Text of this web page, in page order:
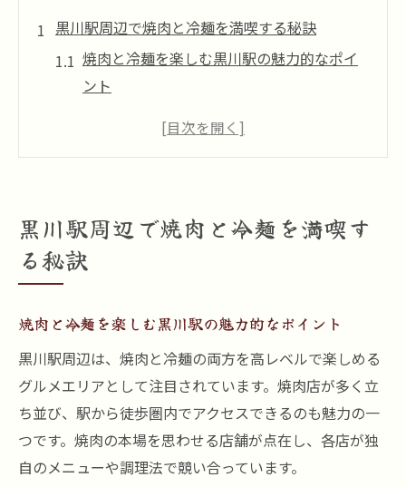
黒川駅周辺で焼肉と冷麺を満喫する秘訣
焼肉と冷麺を楽しむ黒川駅の魅力的なポイ
ント
焼肉と相性抜群な冷麺が人気の理由を探る
焼肉体験を彩る冷麺の選び方と楽しみ方
締めの冷麺で焼肉体験が華やぐ理由とは
焼肉後の冷麺がもたらす爽快な味わいとは
焼肉と冷麺の絶妙なバランスが楽しめる秘
密
焼肉をさらに美味しくする冷麺の役割と魅
力
焼肉体験を締めくくる冷麺選びのポイント
黒川駅周辺で焼肉と冷麺を満喫す
る秘訣
焼肉と冷麺を楽しむ黒川駅の魅力的なポイント
黒川駅周辺は、焼肉と冷麺の両方を高レベルで楽しめる
グルメエリアとして注目されています。焼肉店が多く立
ち並び、駅から徒歩圏内でアクセスできるのも魅力の一
つです。焼肉の本場を思わせる店舗が点在し、各店が独
自のメニューや調理法で競い合っています。